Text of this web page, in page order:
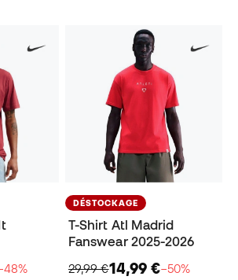
DÉSTOCKAGE
T-Shirt Atl Madrid
Fanswear 2025-2026
29,99 €14,99 €−50%